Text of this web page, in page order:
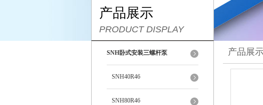
产品展示
PRODUCT DISPLAY
SNH卧式安装三螺杆泵
SNH40R46
SNH80R46
产品展